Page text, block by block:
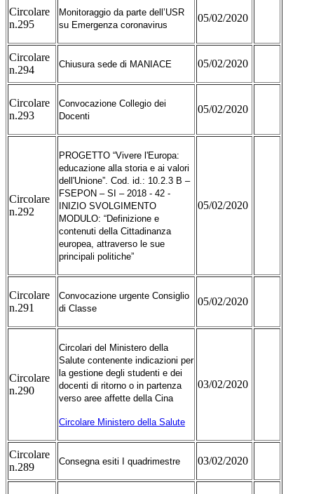
Circolare
n.295
Monitoraggio da parte dell’USR
su Emergenza coronavirus
05/02/2020
Circolare
n.294
Chiusura sede di MANIACE 05/02/2020
Circolare
n.293
Convocazione Collegio dei
Docenti
05/02/2020
Circolare
n.292
PROGETTO “Vivere l'Europa:
educazione alla storia e ai valori
dell'Unione”. Cod. id.: 10.2.3 B –
FSEPON – SI – 2018 - 42 -
INIZIO SVOLGIMENTO
MODULO: “Definizione e
contenuti della Cittadinanza
europea, attraverso le sue
principali politiche”
05/02/2020
Circolare
n.291
Convocazione urgente Consiglio
di Classe
05/02/2020
Circolare
n.290
Circolari del Ministero della
Salute contenente indicazioni per
la gestione degli studenti e dei
docenti di ritorno o in partenza
verso aree affette della Cina
Circolare Ministero della Salute
03/02/2020
Circolare
n.289
Consegna esiti I quadrimestre 03/02/2020